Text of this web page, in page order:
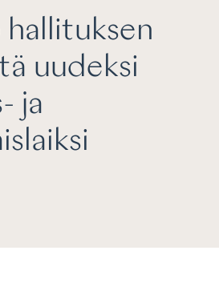
hallituksen
uudeksi
ja